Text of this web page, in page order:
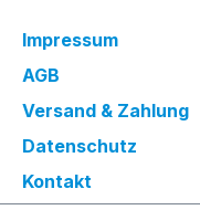
Impressum
AGB
Versand & Zahlung
Datenschutz
Kontakt